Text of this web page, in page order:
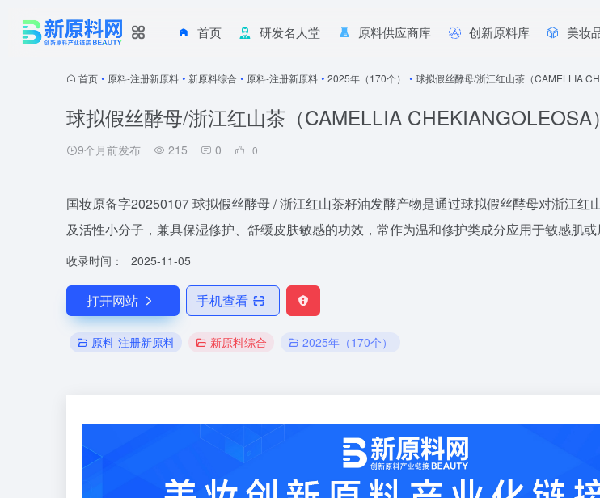
首页 研发名人堂 原料供应商库 创新原料库 美妆
首页 • 原料-注册新原料 • 新原料综合 • 原料-注册新原料 • 2025年（170个） • 球拟假丝酵母/浙江红山茶（CAMELLIA
球拟假丝酵母/浙江红山茶（CAMELLIA CHEKIANGOLEOSA
9个月前发布 215 0 0
国妆原备字20250107 球拟假丝酵母 / 浙江红山茶籽油发酵产物是通过球拟假丝酵母对浙江
及活性小分子，兼具保湿修护、舒缓皮肤敏感的功效，常作为温和修护类成分应用于敏感肌或
收录时间： 2025-11-05
打开网站 手机查看
原料-注册新原料 新原料综合 2025年（170个）